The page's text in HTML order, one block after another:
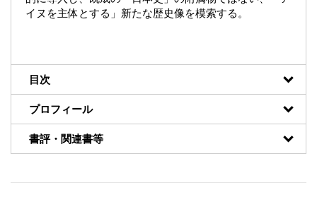
イヌを主体とする」新たな歴史像を模索する。
目次
プロフィール
書評・関連書等